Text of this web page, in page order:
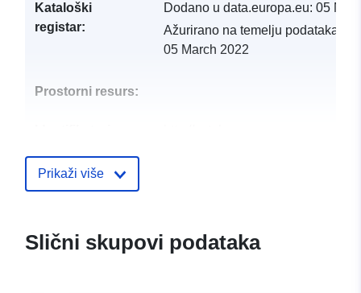
Kataloški
registar:
Dodano u data.europa.eu: 05
Ažurirano na temelju
05 March 2022
Prostorni resurs:
Prikaži više
Slični skupovi podataka